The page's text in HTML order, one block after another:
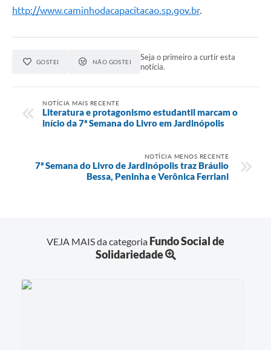
http://www.caminhodacapacitacao.sp.gov.br.
GOSTEI NÃO GOSTEI
Seja o primeiro a curtir esta
notícia.
NOTÍCIA MAIS RECENTE
Literatura e protagonismo estudantil marcam o
início da 7ª Semana do Livro em Jardinópolis
NOTÍCIA MENOS RECENTE
7ª Semana do Livro de Jardinópolis traz Bráulio
Bessa, Peninha e Verônica Ferriani
VEJA MAIS da categoria Fundo Social de
Solidariedade